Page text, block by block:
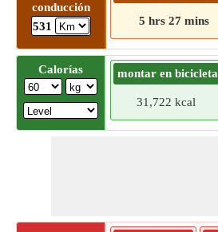
conducción
531
5 hrs 27 mins
Calorías montar en bicicleta
31,722 kcal